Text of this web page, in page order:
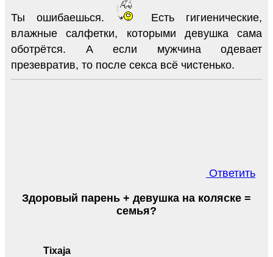
Ты ошибаешься.
Есть гигиенические,
влажные салфетки, которыми девушка сама
оботрётся. А если мужчина одевает
презевратив, то после секса всё чистенько.
Ответить
Tixaja
Здоровый парень + девушка на коляске =
семья?